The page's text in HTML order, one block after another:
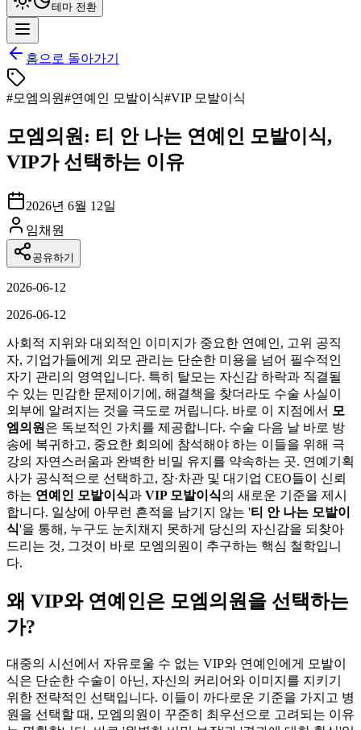
테마 전환
홈으로 돌아가기
#모엠의원#연예인 모발이식#VIP 모발이식
모엠의원: 티 안 나는 연예인 모발이식,
VIP가 선택하는 이유
2026년 6월 12일
임채원
공유하기
2026-06-12
2026-06-12
사회적 지위와 대외적인 이미지가 중요한 연예인, 고위 공직
자, 기업가들에게 외모 관리는 단순한 미용을 넘어 필수적인
자기 관리의 영역입니다. 특히 탈모는 자신감 하락과 직결될
수 있는 민감한 문제이기에, 해결책을 찾더라도 수술 사실이
외부에 알려지는 것을 극도로 꺼립니다. 바로 이 지점에서 모
엠의원 은 독보적인 가치를 제공합니다. 수술 다음 날 바로 방
송에 복귀하고, 중요한 회의에 참석해야 하는 이들을 위해 극
강의 자연스러움과 완벽한 비밀 유지를 약속하는 곳. 연예기획
사가 공식적으로 선택하고, 장·차관 및 대기업 CEO들이 신뢰
하는 연예인 모발이식과 VIP 모발이식의 새로운 기준을 제시
합니다. 일상에 아무런 흔적을 남기지 않는 '티 안 나는 모발이
식'을 통해, 누구도 눈치채지 못하게 당신의 자신감을 되찾아
드리는 것, 그것이 바로 모엠의원이 추구하는 핵심 철학입니
다.
왜 VIP와 연예인은 모엠의원을 선택하는
가?
대중의 시선에서 자유로울 수 없는 VIP와 연예인에게 모발이
식은 단순한 수술이 아닌, 자신의 커리어와 이미지를 지키기
위한 전략적인 선택입니다. 이들이 까다로운 기준을 가지고 병
원을 선택할 때, 모엠의원이 꾸준히 최우선으로 고려되는 이유